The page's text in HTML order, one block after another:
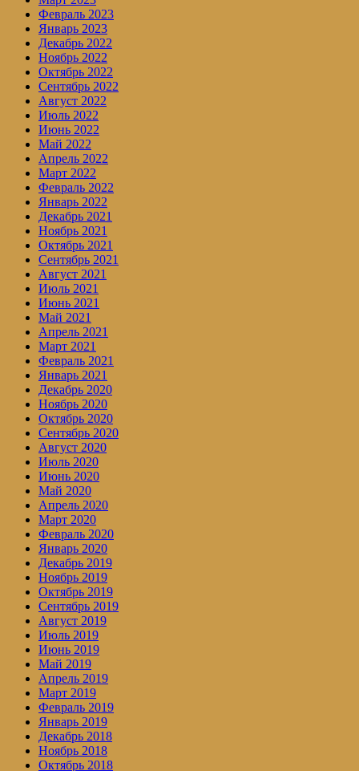
Февраль 2023
Январь 2023
Декабрь 2022
Ноябрь 2022
Октябрь 2022
Сентябрь 2022
Август 2022
Июль 2022
Июнь 2022
Май 2022
Апрель 2022
Март 2022
Февраль 2022
Январь 2022
Декабрь 2021
Ноябрь 2021
Октябрь 2021
Сентябрь 2021
Август 2021
Июль 2021
Июнь 2021
Май 2021
Апрель 2021
Март 2021
Февраль 2021
Январь 2021
Декабрь 2020
Ноябрь 2020
Октябрь 2020
Сентябрь 2020
Август 2020
Июль 2020
Июнь 2020
Май 2020
Апрель 2020
Март 2020
Февраль 2020
Январь 2020
Декабрь 2019
Ноябрь 2019
Октябрь 2019
Сентябрь 2019
Август 2019
Июль 2019
Июнь 2019
Май 2019
Апрель 2019
Март 2019
Февраль 2019
Январь 2019
Декабрь 2018
Ноябрь 2018
Октябрь 2018